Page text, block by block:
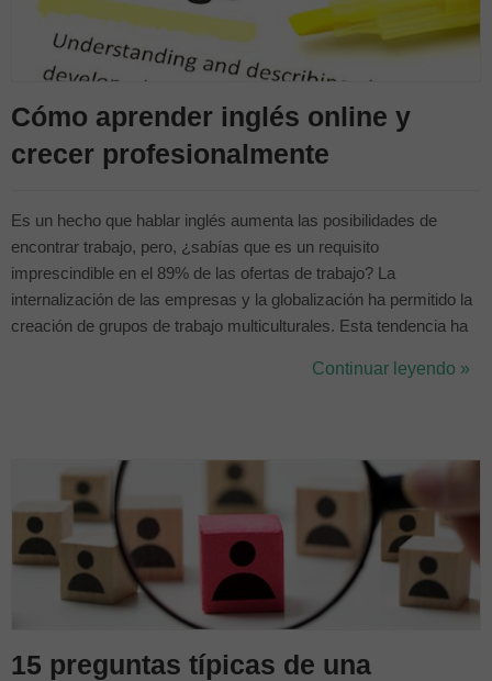
Cómo aprender inglés online y
crecer profesionalmente
Es un hecho que hablar inglés aumenta las posibilidades de
encontrar trabajo, pero, ¿sabías que es un requisito
imprescindible en el 89% de las ofertas de trabajo? La
internalización de las empresas y la globalización ha permitido la
creación de grupos de trabajo multiculturales. Esta tendencia ha
diferentes ofertas de empleo. Un informe de Infoempleo y el
Continuar leyendo »
15 preguntas típicas de una